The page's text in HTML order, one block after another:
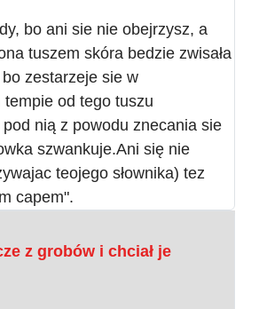
bo ani sie nie obejrzysz, a
tuszem skóra bedzie zwisała
zestarzeje sie w
od tego tuszu
nią z powodu znecania sie
szwankuje.Ani się nie
teojego słownika) tez
capem".
z grobów i chciał je